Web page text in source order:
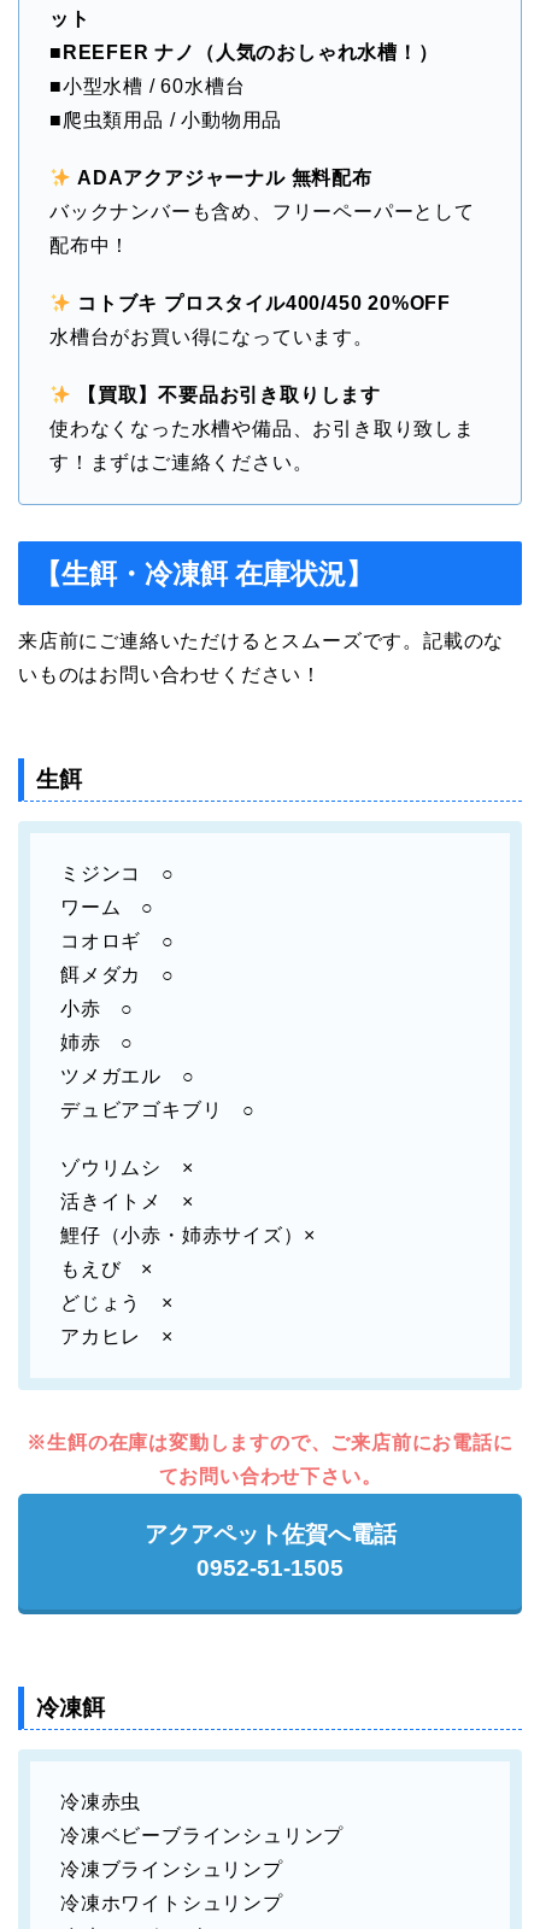
ット
■ REEFER ナノ（人気のおしゃれ水槽！）
■小型水槽 / 60水槽台
■爬虫類用品 / 小動物用品
ADAアクアジャーナル 無料配布
バックナンバーも含め、フリーペーパーとして
配布中！
コトブキ プロスタイル400/450 20%OFF
水槽台がお買い得になっています。
【買取】不要品お引き取りします
使わなくなった水槽や備品、お引き取り致しま
す！まずはご連絡ください。
【生餌・冷凍餌 在庫状況】
来店前にご連絡いただけるとスムーズです。記載のな
いものはお問い合わせください！
生餌
ミジンコ ○
ワーム ○
コオロギ ○
餌メダカ ○
小赤 ○
姉赤 ○
ツメガエル ○
デュビアゴキブリ ○
ゾウリムシ ×
活きイトメ ×
鯉仔（小赤・姉赤サイズ）×
もえび ×
どじょう ×
アカヒレ ×
※生餌の在庫は変動しますので、ご来店前にお電話に
てお問い合わせ下さい。
アクアペット佐賀へ電話
0952-51-1505
冷凍餌
冷凍赤虫
冷凍ベビーブラインシュリンプ
冷凍ブラインシュリンプ
冷凍ホワイトシュリンプ